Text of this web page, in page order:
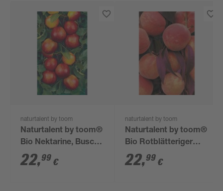
naturtalent by toom
Naturtalent by toom®
Bio Nektarine, Busch
25 cm Topf
22,99 €
naturtalent by toom
Naturtalent by toom®
Bio Rotblätteriger
Pfirsich 'Rubi', Busch
25 cm Topf
22,99 €